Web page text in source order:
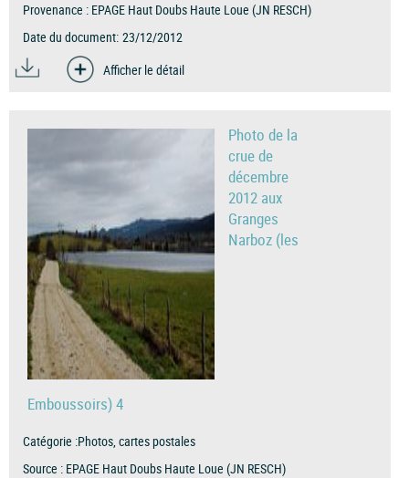
Provenance : EPAGE Haut Doubs Haute Loue (JN RESCH)
Date du document: 23/12/2012
Afficher le détail
Photo de la
crue de
décembre
2012 aux
Granges
Narboz (les
Emboussoirs) 4
Catégorie :Photos, cartes postales
Source : EPAGE Haut Doubs Haute Loue (JN RESCH)